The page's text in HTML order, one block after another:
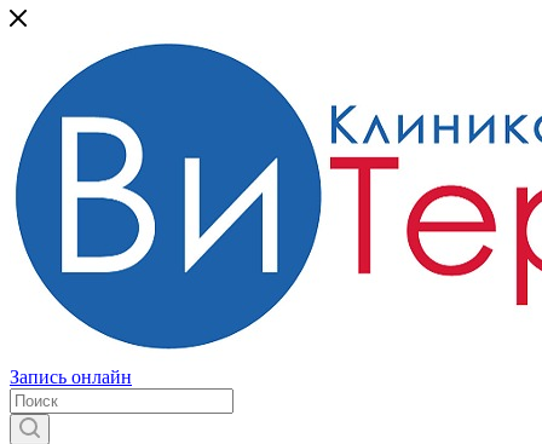
Запись онлайн